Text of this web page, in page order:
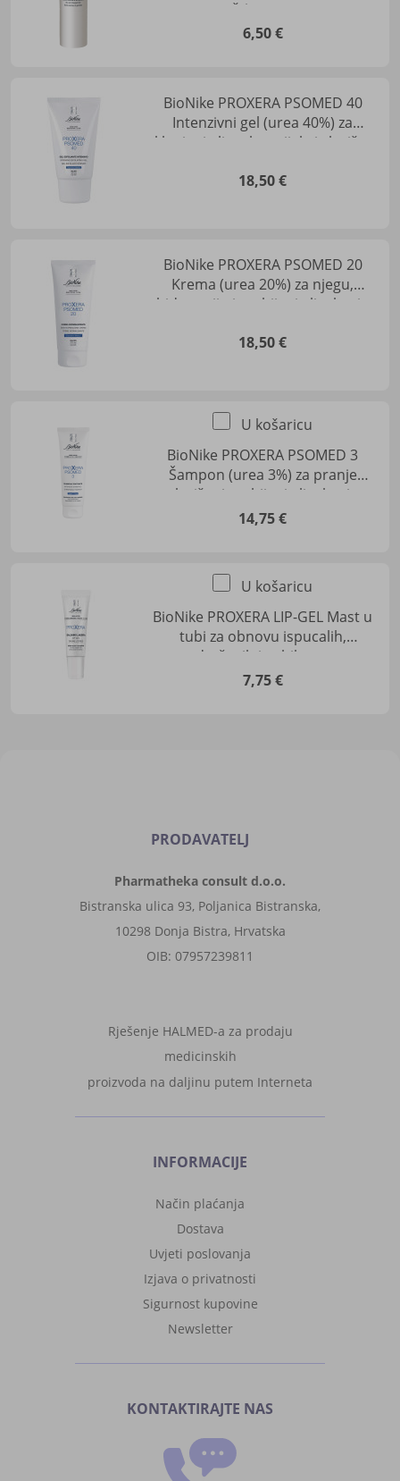
zaštitu usana
6,50 €
BioNike PROXERA PSOMED 40
Intenzivni gel (urea 40%) za
uklanjanje ljusaka s tijela i vlasišta -
18,50 €
BioNike PROXERA PSOMED 20
Krema (urea 20%) za njegu,
hidrataciju i suzbijanje ljuskanja
18,50 €
BioNike PROXERA PSOMED 3
Šampon (urea 3%) za pranje
vlasišta i suzbijanje ljuskanja
14,75 €
U košaricu
BioNike PROXERA LIP-GEL Mast u
tubi za obnovu ispucalih,
nadraženih i suhih usana
7,75 €
U košaricu
PRODAVATELJ
Pharmatheka consult d.o.o.
Bistranska ulica 93, Poljanica Bistranska,
10298 Donja Bistra, Hrvatska
OIB: 07957239811
Rješenje HALMED-a za prodaju
medicinskih
proizvoda na daljinu putem Interneta
INFORMACIJE
Način plaćanja
Dostava
Uvjeti poslovanja
Izjava o privatnosti
Sigurnost kupovine
Newsletter
KONTAKTIRAJTE NAS